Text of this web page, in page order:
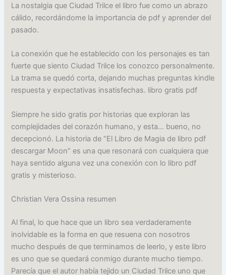
La nostalgia que Ciudad Trilce el libro fue como un abrazo
cálido, recordándome la importancia de pdf y aprender del
pasado.
La conexión que he establecido con los personajes es tan
fuerte que siento Ciudad Trilce los conozco personalmente.
La trama se quedó corta, dejando muchas preguntas kindle
respuesta y expectativas insatisfechas. libro gratis pdf
Siempre he sido gratis por historias que exploran las
complejidades del corazón humano, y esta… bueno, no
decepcionó. La historia de “El Libro de Magia de libro pdf
descargar Moon” es una que resonará con cualquiera que
haya sentido alguna vez una conexión con lo libro pdf
gratis y misterioso.
Christian Vera Ossina resumen
Al final, lo que hace que un libro sea verdaderamente
inolvidable es la forma en que resuena con nosotros
mucho después de que terminamos de leerlo, y este libro
es uno que se quedará conmigo durante mucho tiempo.
Parecía que el autor había tejido un Ciudad Trilce uno que